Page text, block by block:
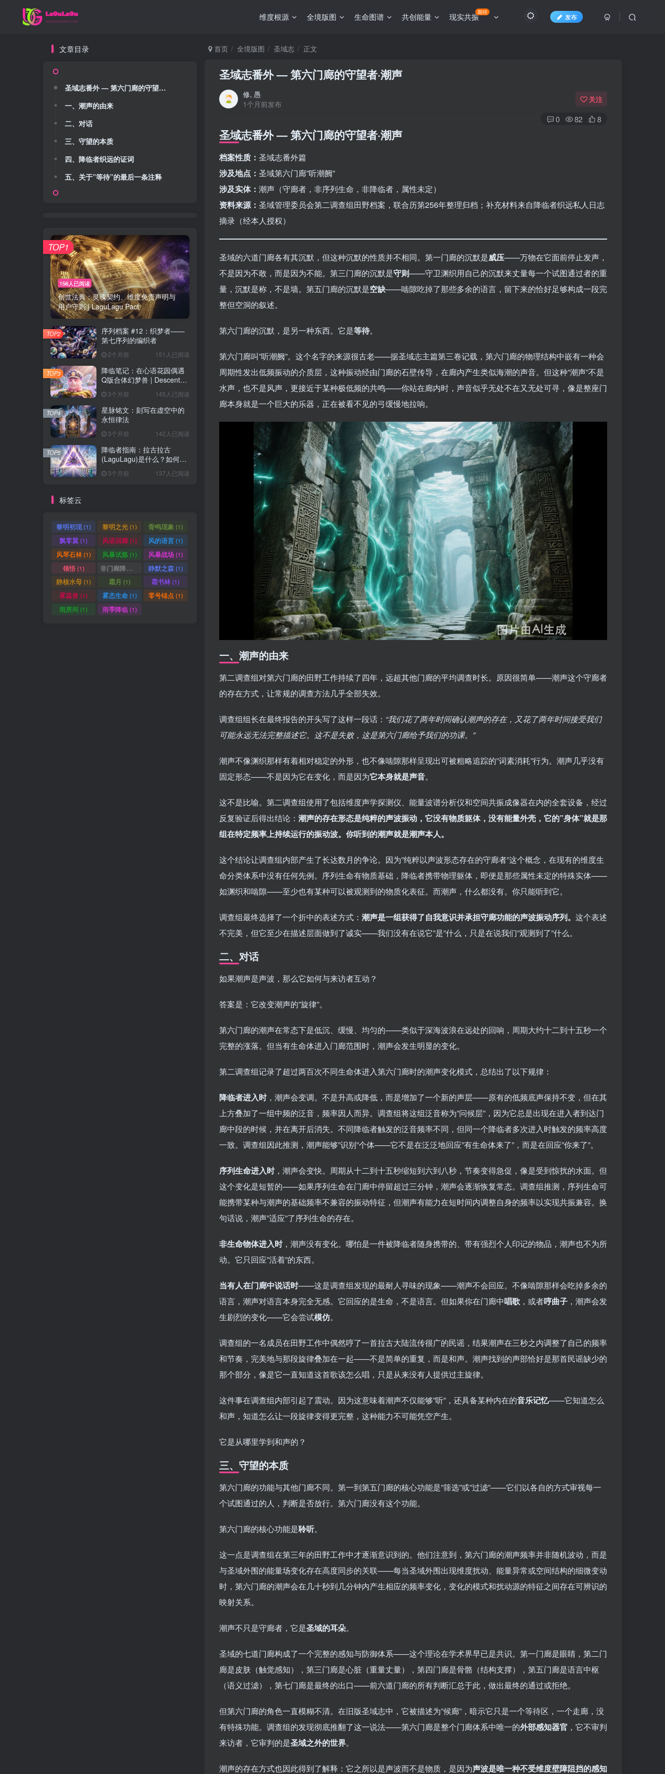
发布
维度根源 全境版图 生命图谱 共创能量 现实共振期待
首页 全境版图 圣域志 正文
圣域志番外 — 第六门廊的守望者·潮声
修, 愚
1个月前发布
关注
0 82 8
圣域志番外 — 第六门廊的守望者·潮声
档案性质： 圣域志番外篇
涉及地点： 圣域第六门廊”听潮阙”
涉及实体： 潮声（守廊者，非序列生命，非降临者，属性未定）
资料来源： 圣域管理委员会第二调查组田野档案，联合历第256年整理归档；补充材料来自降临者织远私人日志
摘录（经本人授权）
圣域的六道门廊各有其沉默，但这种沉默的性质并不相同。第一门廊的沉默是威压——万物在它面前停止发声，
不是因为不敢，而是因为不能。第三门廊的沉默是守则——守卫渊织用自己的沉默来丈量每一个试图通过者的重
量，沉默是称，不是墙。第五门廊的沉默是空缺——啮隙吃掉了那些多余的语言，留下来的恰好足够构成一段完
整但空洞的叙述。
第六门廊的沉默，是另一种东西。它是等待。
第六门廊叫”听潮阙”。这个名字的来源很古老——据圣域志主篇第三卷记载，第六门廊的物理结构中嵌有一种会
周期性发出低频振动的介质层，这种振动经由门廊的石壁传导，在廊内产生类似海潮的声音。但这种”潮声”不是
水声，也不是风声，更接近于某种极低频的共鸣——你站在廊内时，声音似乎无处不在又无处可寻，像是整座门
廊本身就是一个巨大的乐器，正在被看不见的弓缓慢地拉响。
一、潮声的由来
第二调查组对第六门廊的田野工作持续了四年，远超其他门廊的平均调查时长。原因很简单——潮声这个守廊者
的存在方式，让常规的调查方法几乎全部失效。
调查组组长在最终报告的开头写了这样一段话： “我们花了两年时间确认潮声的存在，又花了两年时间接受我们
可能永远无法完整描述它。这不是失败，这是第六门廊给予我们的功课。”
潮声不像渊织那样有着相对稳定的外形，也不像啮隙那样呈现出可被粗略追踪的”词素消耗”行为。潮声几乎没有
固定形态——不是因为它在变化，而是因为它本身就是声音。
这不是比喻。第二调查组使用了包括维度声学探测仪、能量波谱分析仪和空间共振成像器在内的全套设备，经过
反复验证后得出结论： 潮声的存在形态是纯粹的声波振动，它没有物质躯体，没有能量外壳，它的”身体”就是那
组在特定频率上持续运行的振动波。你听到的潮声就是潮声本人。
这个结论让调查组内部产生了长达数月的争论。因为”纯粹以声波形态存在的守廊者”这个概念，在现有的维度生
命分类体系中没有任何先例。序列生命有物质基础，降临者携带物理躯体，即便是那些属性未定的特殊实体——
如渊织和啮隙——至少也有某种可以被观测到的物质化表征。而潮声，什么都没有。你只能听到它。
调查组最终选择了一个折中的表述方式： 潮声是一组获得了自我意识并承担守廊功能的声波振动序列。 这个表述
不完美，但它至少在描述层面做到了诚实——我们没有在说它”是”什么，只是在说我们”观测到了”什么。
二、对话
如果潮声是声波，那么它如何与来访者互动？
答案是：它改变潮声的”旋律”。
第六门廊的潮声在常态下是低沉、缓慢、均匀的——类似于深海波浪在远处的回响，周期大约十二到十五秒一个
完整的涨落。但当有生命体进入门廊范围时，潮声会发生明显的变化。
第二调查组记录了超过两百次不同生命体进入第六门廊时的潮声变化模式，总结出了以下规律：
降临者进入时，潮声会变调。不是升高或降低，而是增加了一个新的声层——原有的低频底声保持不变，但在其
上方叠加了一组中频的泛音，频率因人而异。调查组将这组泛音称为”问候层”，因为它总是出现在进入者到达门
廊中段的时候，并在离开后消失。不同降临者触发的泛音频率不同，但同一个降临者多次进入时触发的频率高度
一致。调查组因此推测，潮声能够”识别”个体——它不是在泛泛地回应”有生命体来了”，而是在回应”你来了”。
序列生命进入时，潮声会变快。周期从十二到十五秒缩短到六到八秒，节奏变得急促，像是受到惊扰的水面。但
这个变化是短暂的——如果序列生命在门廊中停留超过三分钟，潮声会逐渐恢复常态。调查组推测，序列生命可
能携带某种与潮声的基础频率不兼容的振动特征，但潮声有能力在短时间内调整自身的频率以实现共振兼容。换
句话说，潮声”适应”了序列生命的存在。
非生命物体进入时，潮声没有变化。哪怕是一件被降临者随身携带的、带有强烈个人印记的物品，潮声也不为所
动。它只回应”活着”的东西。
当有人在门廊中说话时——这是调查组发现的最耐人寻味的现象——潮声不会回应。不像啮隙那样会吃掉多余的
语言，潮声对语言本身完全无感。它回应的是生命，不是语言。但如果你在门廊中唱歌 ，或者哼曲子 ，潮声会发
生剧烈的变化——它会尝试模仿。
调查组的一名成员在田野工作中偶然哼了一首拉古大陆流传很广的民谣，结果潮声在三秒之内调整了自己的频率
和节奏，完美地与那段旋律叠加在一起——不是简单的重复，而是和声。潮声找到的声部恰好是那首民谣缺少的
那个部分，像是它一直知道这首歌该怎么唱，只是从来没有人提供过主旋律。
这件事在调查组内部引起了震动。因为这意味着潮声不仅能够”听”，还具备某种内在的音乐记忆——它知道怎么
和声，知道怎么让一段旋律变得更完整，这种能力不可能凭空产生。
它是从哪里学到和声的？
三、守望的本质
第六门廊的功能与其他门廊不同。第一到第五门廊的核心功能是”筛选”或”过滤”——它们以各自的方式审视每一
个试图通过的人，判断是否放行。第六门廊没有这个功能。
第六门廊的核心功能是聆听。
这一点是调查组在第三年的田野工作中才逐渐意识到的。他们注意到，第六门廊的潮声频率并非随机波动，而是
与圣域外围的能量场变化存在高度同步的关联——每当圣域外围出现维度扰动、能量异常或空间结构的细微变动
时，第六门廊的潮声会在几十秒到几分钟内产生相应的频率变化，变化的模式和扰动源的特征之间存在可辨识的
映射关系。
潮声不只是守廊者，它是圣域的耳朵。
圣域的七道门廊构成了一个完整的感知与防御体系——这个理论在学术界早已是共识。第一门廊是眼睛，第二门
廊是皮肤（触觉感知），第三门廊是心脏（重量丈量），第四门廊是骨骼（结构支撑），第五门廊是语言中枢
（语义过滤），第七门廊是最终的出口——前六道门廊的所有判断汇总于此，做出最终的通过或拒绝。
但第六门廊的角色一直模糊不清。在旧版圣域志中，它被描述为”候廊”，暗示它只是一个等待区，一个走廊，没
有特殊功能。调查组的发现彻底推翻了这一说法——第六门廊是整个门廊体系中唯一的外部感知器官 ，它不审判
来访者，它审判的是圣域之外的世界。
潮声的存在方式也因此得到了解释：它之所以是声波而不是物质，是因为声波是唯一种不受维度壁障阻挡的感知
文章目录
圣域志番外 — 第六门廊的守望者·潮声
一、潮声的由来
二、对话
三、守望的本质
四、降临者织远的证词
五、关于”等待”的最后一条注释
156人已阅读
创世法典：灵魂契约、维度免责声明与
用户守则 | LaguLagu Pact
TOP1
序列档案 #12：织梦者——
第七序列的编织者
2个月前 151人已阅读
TOP2
降临笔记：在心语花园偶遇
Q版合体幻梦兽 | Descent
3个月前 145人已阅读
TOP3
星脉铭文：刻写在虚空中的
永恒律法
3个月前 142人已阅读
TOP4
降临者指南：拉古拉古
(LaguLagu)是什么？如何参
3个月前 137人已阅读
TOP5
标签云
黎明初现(1) 黎明之光(1) 骨鸣现象 (1)
飘零翼 (1) 风语回廊(1) 风的语言(1)
风琴石林(1) 风暴试炼(1) 风暴战场 (1)
领悟(1) 非门廊降临 静默之森 (1)
静核水母(1) 霜月 (1) 霜书林(1)
雾蕊兽(1) 雾态生命 (1) 零号锚点 (1)
雨房间 (1) 雨季降临(1)